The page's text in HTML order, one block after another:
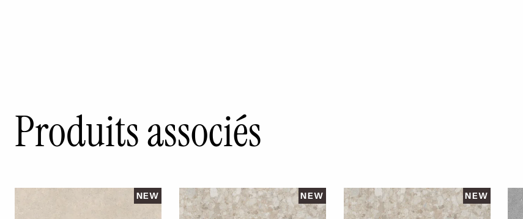
Produits associés
NEW NEW NEW